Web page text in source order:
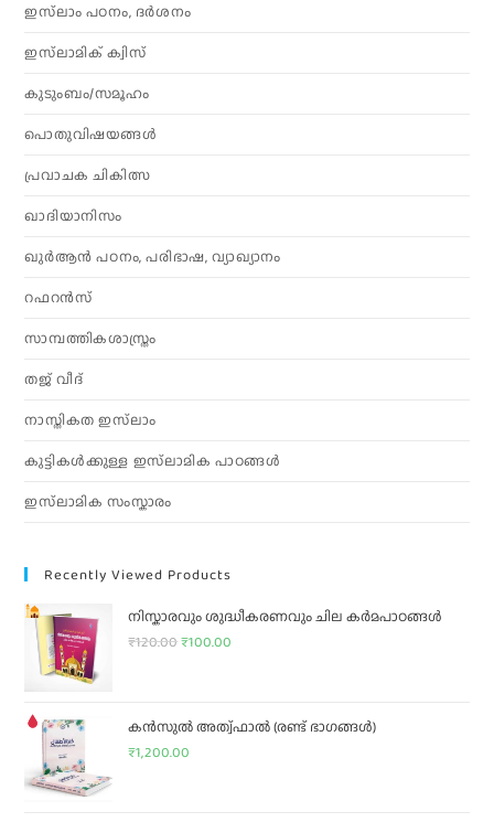
ഇസ്‌ലാം പഠനം, ദർശനം
ഇസ്‌ലാമിക് ക്വിസ്
കുടുംബം/സമൂഹം
പൊതുവിഷയങ്ങൾ
പ്രവാചക ചികിത്സ
ഖാദിയാനിസം
ഖുർആൻ പഠനം, പരിഭാഷ, വ്യാഖ്യാനം
റഫറൻസ്
സാമ്പത്തികശാസ്ത്രം
തജ് വീദ്
നാസ്തികത ഇസ്‌ലാം
കുട്ടികൾക്കുള്ള ഇസ്‌ലാമിക പാഠങ്ങൾ
ഇസ്‌ലാമിക സംസ്കാരം
Recently Viewed Products
നിസ്കാരവും ശുദ്ധീകരണവും ചില കർമപാഠങ്ങൾ
₹120.00₹100.00
കൻസുൽ അത്വ്‌ഫാൽ(രണ്ട് ഭാഗങ്ങൾ)
₹1,200.00